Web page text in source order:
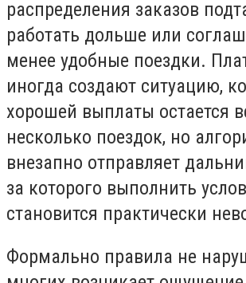
распределения заказов
работать дольше или
менее удобные поездки.
иногда создают ситуацию,
хорошей выплаты остается
несколько поездок, но
внезапно отправляет
за которого выполнить
становится практически
Формально правила не